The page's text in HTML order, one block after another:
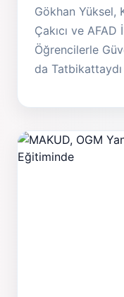
Gökhan Yüksel,
Çakıcı ve
Öğrencilerle
da Tatbikattaydı